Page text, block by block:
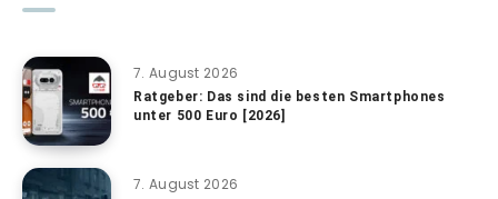
7. August 2026
Ratgeber: Das sind die besten Smartphones
unter 500 Euro [2026]
7. August 2026